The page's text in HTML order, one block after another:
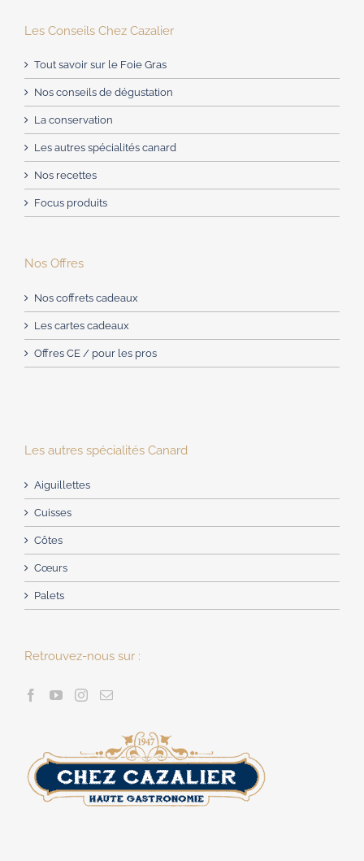
Les Conseils Chez Cazalier
Tout savoir sur le Foie Gras
Nos conseils de dégustation
La conservation
Les autres spécialités canard
Nos recettes
Focus produits
Nos Offres
Nos coffrets cadeaux
Les cartes cadeaux
Offres CE / pour les pros
Les autres spécialités Canard
Aiguillettes
Cuisses
Côtes
Cœurs
Palets
Retrouvez-nous sur :